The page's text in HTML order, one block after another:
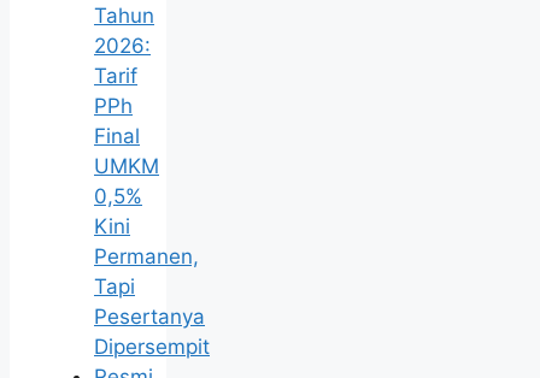
Tahun
2026:
Tarif
PPh
Final
UMKM
0,5%
Kini
Permanen,
Tapi
Pesertanya
Dipersempit